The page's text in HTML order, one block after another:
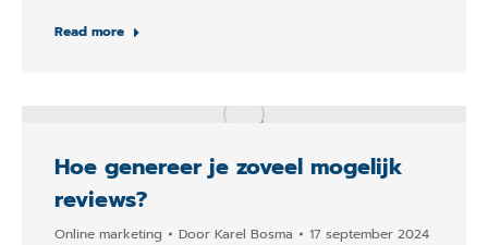
Read more
Hoe genereer je zoveel mogelijk
reviews?
Online marketing Door Karel Bosma 17 september 2024